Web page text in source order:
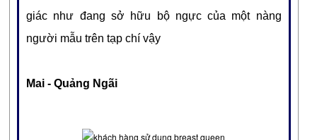
giác như đang sở hữu bộ ngực của một nàng
người mẫu trên tạp chí vậy
Mai - Quảng Ngãi